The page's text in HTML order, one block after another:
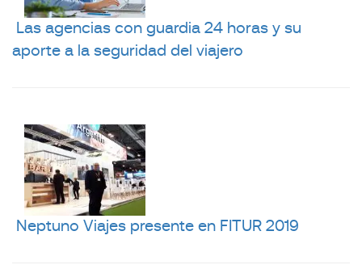
Las agencias con guardia 24 horas y su
aporte a la seguridad del viajero
Neptuno Viajes presente en FITUR 2019